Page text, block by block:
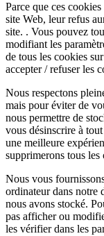
Parce que ces
site Web, leur refus
site. . Vous pouvez
modifiant les
de tous les cookies
accepter / refuser les
Nous respectons
mais pour éviter de
nous permettre de
vous désinscrire à
une meilleure
supprimerons tous
Nous vous
ordinateur dans notre
nous avons stocké.
pas afficher ou
les vérifier dans les